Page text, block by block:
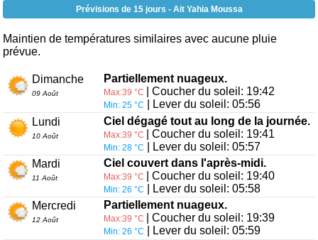
Prévisions de 15 jours - Ait Yahia Moussa
Maintien de températures similaires avec aucune pluie
prévue.
Dimanche
09 Août
Partiellement nuageux.
Max:39 °C | Coucher du soleil: 19:42
Min: 25 °C
| Lever du soleil: 05:56
Lundi
10 Août
Ciel dégagé tout au long de la journée.
Max:39 °C | Coucher du soleil: 19:41
Min: 28 °C
| Lever du soleil: 05:57
Mardi
11 Août
Ciel couvert dans l'après-midi.
Max:39 °C | Coucher du soleil: 19:40
Min: 26 °C
| Lever du soleil: 05:58
Mercredi
12 Août
Partiellement nuageux.
Max:39 °C | Coucher du soleil: 19:39
Min: 26 °C
| Lever du soleil: 05:59